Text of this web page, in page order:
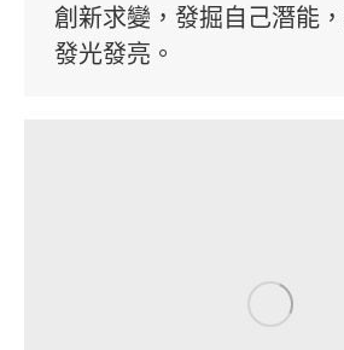
創新求變，發掘自己潛能
發光發亮。